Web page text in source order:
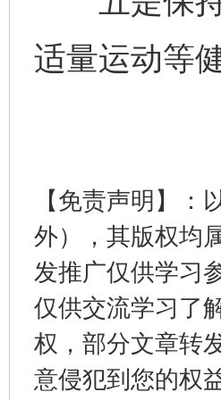
适量运动等
【免责声明】
外），其版权均
发推广仅供学习
仅供交流学习了
权，部分文章转
意侵犯到您的权
东山县通报“牛蛙产品抗生素超
千年窑火 生生不息